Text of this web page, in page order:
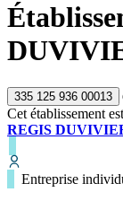
335 125 936 00013
Cet établissement est
REGIS
Entreprise